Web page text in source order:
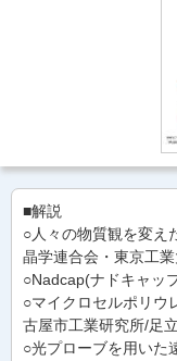
■解説
○人々の物質観を変え
晶学連合会・東京工
○Nadcap(ナドキャッ
○マイクロセルポリウ
古屋市工業研究所/足
○光プローブを用いた